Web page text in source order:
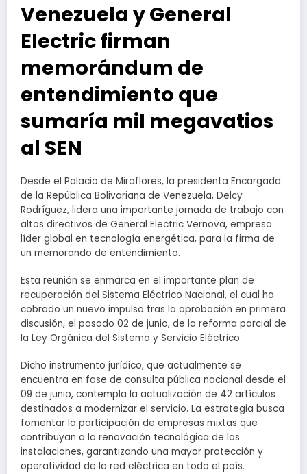
Venezuela y General
Electric firman
memorándum de
entendimiento que
sumaría mil megavatios
al SEN
Desde el Palacio de Miraflores, la presidenta Encargada
de la República Bolivariana de Venezuela, Delcy
Rodríguez, lidera una importante jornada de trabajo con
altos directivos de General Electric Vernova, empresa
líder global en tecnología energética, para la firma de
un memorando de entendimiento.
Esta reunión se enmarca en el importante plan de
recuperación del Sistema Eléctrico Nacional, el cual ha
cobrado un nuevo impulso tras la aprobación en primera
discusión, el pasado 02 de junio, de la reforma parcial de
la Ley Orgánica del Sistema y Servicio Eléctrico.
Dicho instrumento jurídico, que actualmente se
encuentra en fase de consulta pública nacional desde el
09 de junio, contempla la actualización de 42 artículos
destinados a modernizar el servicio. La estrategia busca
fomentar la participación de empresas mixtas que
contribuyan a la renovación tecnológica de las
instalaciones, garantizando una mayor protección y
operatividad de la red eléctrica en todo el país.